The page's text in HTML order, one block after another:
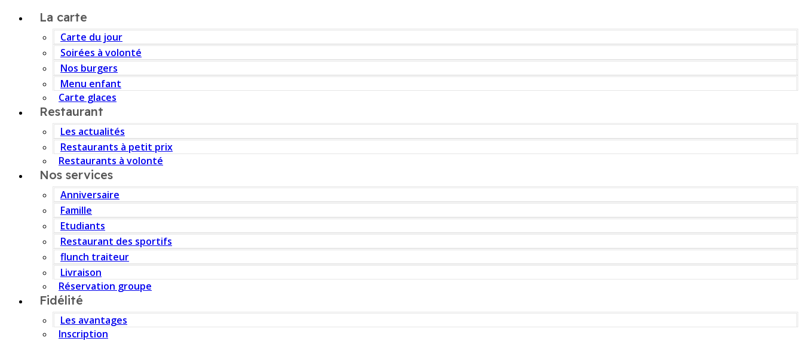
La carte
Carte du jour
Soirées à volonté
Nos burgers
Menu enfant
Carte glaces
Restaurant
Les actualités
Restaurants à petit prix
Restaurants à volonté
Nos services
Anniversaire
Famille
Etudiants
Restaurant des sportifs
flunch traiteur
Livraison
Réservation groupe
Fidélité
Les avantages
Inscription